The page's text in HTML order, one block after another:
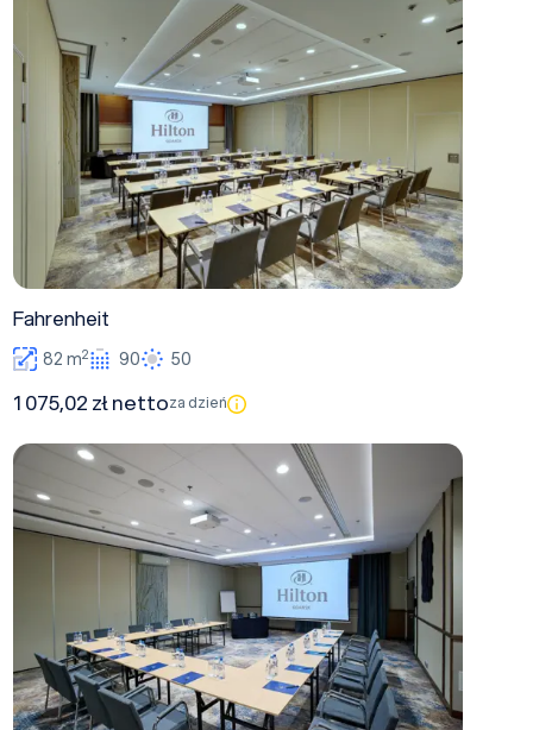
Fahrenheit
82 m2 90 50
1 075,02 zł nettoza dzień